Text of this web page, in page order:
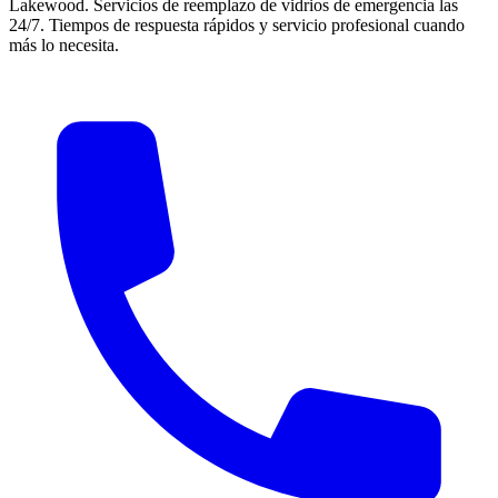
Lakewood. Servicios de reemplazo de vidrios de emergencia las
24/7. Tiempos de respuesta rápidos y servicio profesional cuando
más lo necesita.